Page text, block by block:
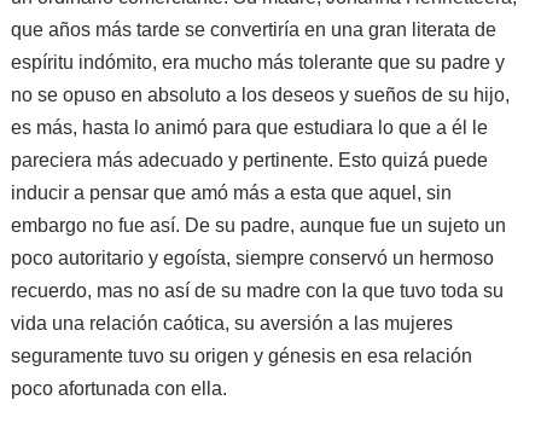
que años más tarde se convertiría en una gran literata de
espíritu indómito, era mucho más tolerante que su padre y
no se opuso en absoluto a los deseos y sueños de su hijo,
es más, hasta lo animó para que estudiara lo que a él le
pareciera más adecuado y pertinente. Esto quizá puede
inducir a pensar que amó más a esta que aquel, sin
embargo no fue así. De su padre, aunque fue un sujeto un
poco autoritario y egoísta, siempre conservó un hermoso
recuerdo, mas no así de su madre con la que tuvo toda su
vida una relación caótica, su aversión a las mujeres
seguramente tuvo su origen y génesis en esa relación
poco afortunada con ella.